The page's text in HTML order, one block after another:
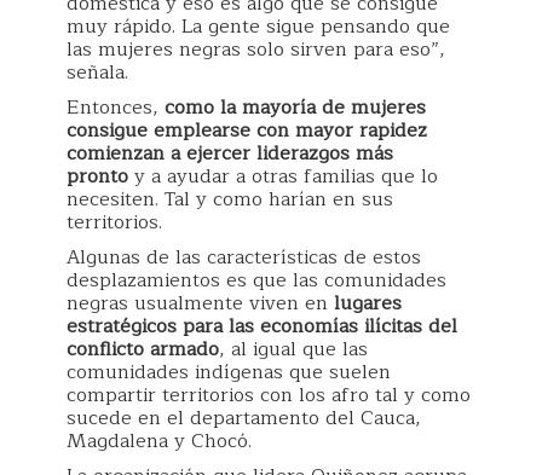
muy rápido. La gente sigue pensando que
las mujeres negras solo sirven para eso”,
señala.
Entonces, como la mayoría de mujeres
consigue emplearse con mayor rapidez
comienzan a ejercer liderazgos más
prontoy a ayudar a otras familias que lo
necesiten. Tal y como harían en sus
territorios.
Algunas de las características de estos
desplazamientos es que las comunidades
negras usualmente viven en lugares
estratégicos para las economías ilícitas del
conflicto armado, al igual que las
comunidades indígenas que suelen
compartir territorios con los afro tal y como
sucede en el departamento del Cauca,
Magdalena y Chocó.